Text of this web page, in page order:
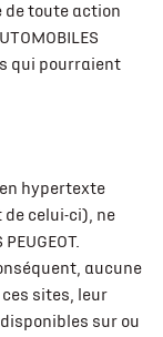
toute action
qui pourraient
hypertexte
celui-ci), ne
aucune
sites, leur
sur ou